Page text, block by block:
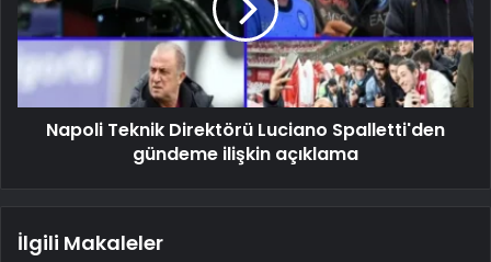
Napoli Teknik Direktörü Luciano Spalletti'den
gündeme ilişkin açıklama
İlgili Makaleler